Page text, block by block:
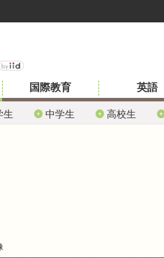
生 中学生 高校生
国際教育 英語